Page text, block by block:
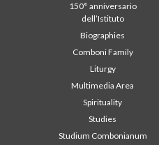
150° anniversario
dell’Istituto
Biographies
Comboni Family
Liturgy
Multimedia Area
Spirituality
Studies
Studium Combonianum